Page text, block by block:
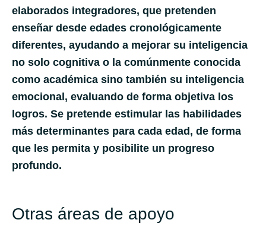
Otras áreas de apoyo
elaborados integradores, que pretenden
enseñar desde edades cronológicamente
diferentes, ayudando a mejorar su inteligencia
no solo cognitiva o la comúnmente conocida
como académica sino también su inteligencia
emocional, evaluando de forma objetiva los
logros. Se pretende estimular las habilidades
más determinantes para cada edad, de forma
que les permita y posibilite un progreso
profundo.